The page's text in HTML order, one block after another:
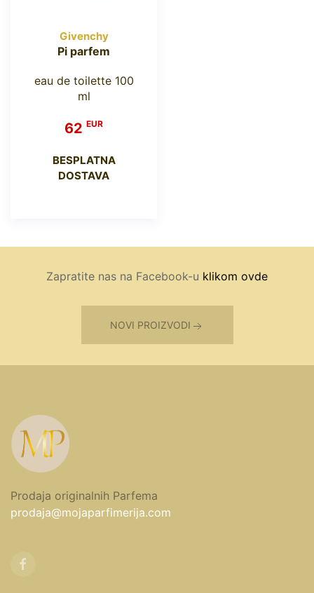
Givenchy
Pi parfem
eau de toilette 100
ml
62 EUR
BESPLATNA
DOSTAVA
Zapratite nas na Facebook-u klikom ovde
NOVI PROIZVODI
Prodaja originalnih Parfema
prodaja@mojaparfimerija.com